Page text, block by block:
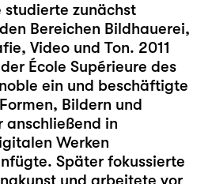
zunächst
Bereichen Bildhauerei,
Video und Ton. 2011
École Supérieure des
ein und beschäftigte
Bildern und
anschließend in
Werken
Später fokussierte